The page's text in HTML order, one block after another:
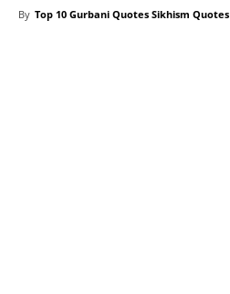
By Top 10 Gurbani Quotes Sikhism Quotes